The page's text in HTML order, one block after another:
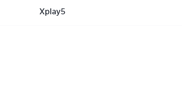
Xplay5